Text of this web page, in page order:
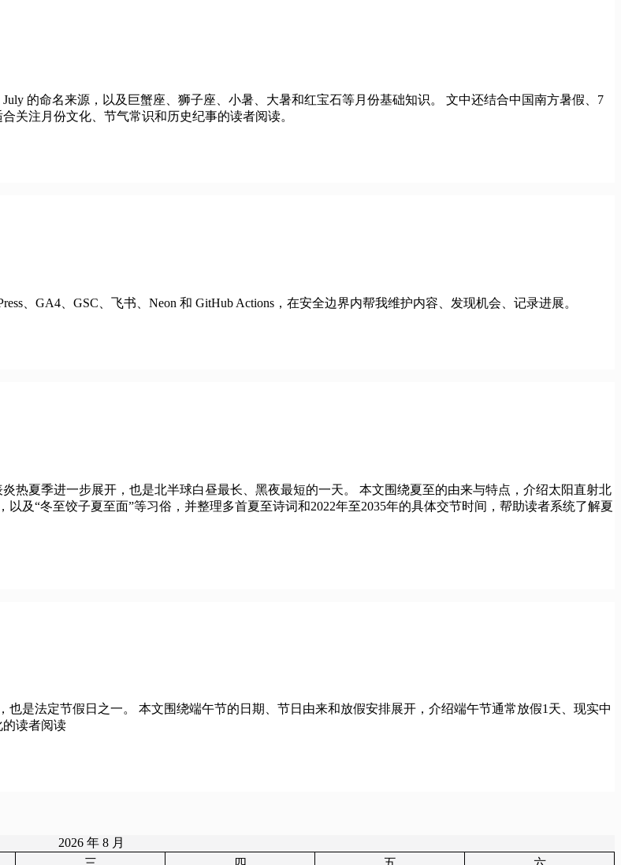
的命名来源，以及巨蟹座、狮子座、小暑、大暑和红宝石等月份基础知识。 文中还结合中国南方暑假、7
关注月份文化、节气常识和历史纪事的读者阅读。
、GA4、GSC、飞书、Neon 和 GitHub Actions，在安全边界内帮我维护内容、发现机会、记录进展。
热夏季进一步展开，也是北半球白昼最长、黑夜最短的一天。 本文围绕夏至的由来与特点，介绍太阳直射北
及“冬至饺子夏至面”等习俗，并整理多首夏至诗词和2022年至2035年的具体交节时间，帮助读者系统了解夏
是法定节假日之一。 本文围绕端午节的日期、节日由来和放假安排展开，介绍端午节通常放假1天、现实中
读者阅读
2026 年 8 月